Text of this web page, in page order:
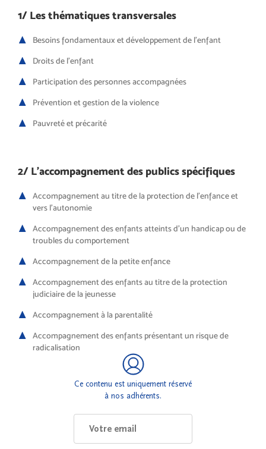
1/ Les thématiques transversales
Besoins fondamentaux et développement de l’enfant
Droits de l’enfant
Participation des personnes accompagnées
Prévention et gestion de la violence
Pauvreté et précarité
2/ L’accompagnement des publics spécifiques
Accompagnement au titre de la protection de l’enfance et
vers l’autonomie
Accompagnement des enfants atteints d’un handicap ou de
troubles du comportement
Accompagnement de la petite enfance
Accompagnement des enfants au titre de la protection
judiciaire de la jeunesse
Accompagnement à la parentalité
Accompagnement des enfants présentant un risque de
radicalisation
Ce contenu est uniquement réservé
à nos adhérents.